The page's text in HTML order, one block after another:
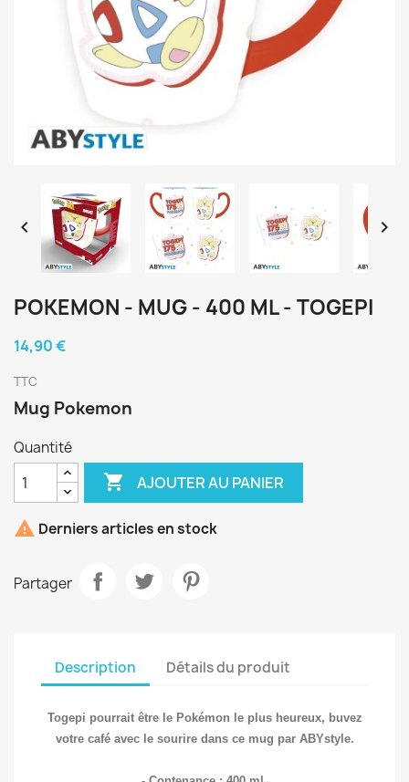
 
POKEMON - MUG - 400 ML - TOGEPI
14,90 €
TTC
Mug Pokemon
Quantité
 AJOUTER AU PANIER
 Derniers articles en stock
Partager
Description Détails du produit
Togepi pourrait être le Pokémon le plus heureux, buvez
votre café avec le sourire dans ce mug par ABYstyle.